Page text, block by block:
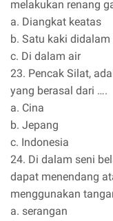
melakukan renang
a. Diangkat keatas
b. Satu kaki didalam
c. Di dalam air
23. Pencak Silat,
yang berasal dari ….
a. Cina
b. Jepang
c. Indonesia
24. Di dalam seni
dapat menendang
menggunakan
a. serangan